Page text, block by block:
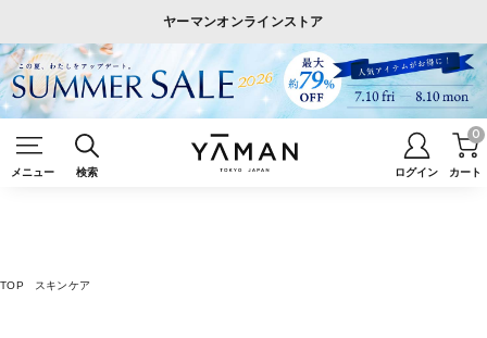
ヤーマンオンラインストア
メニュー 検索 ログイン カート
0
TOP スキンケア